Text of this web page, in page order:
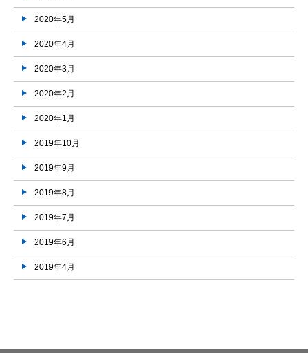
2020年5月
2020年4月
2020年3月
2020年2月
2020年1月
2019年10月
2019年9月
2019年8月
2019年7月
2019年6月
2019年4月